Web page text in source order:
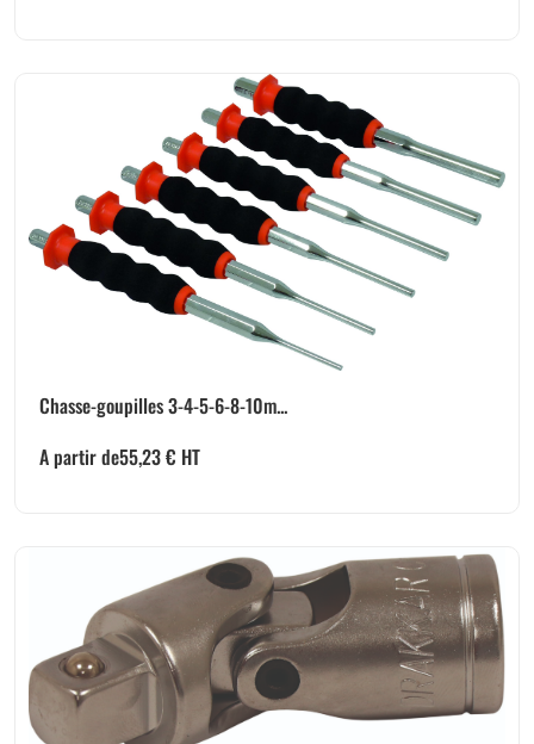
Chasse-goupilles 3-4-5-6-8-10m...
A partir de55,23€ HT